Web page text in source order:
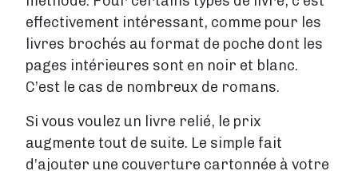
effectivement intéressant, comme pour les
livres brochés au format de poche dont les
pages intérieures sont en noir et blanc.
C’est le cas de nombreux de romans.
Si vous voulez un livre relié, le prix
augmente tout de suite. Le simple fait
d’ajouter une couverture cartonnée à votre